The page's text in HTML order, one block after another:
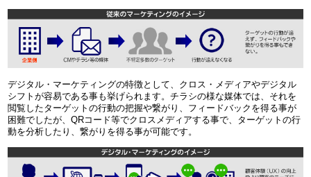
デジタル・マーケティングの特徴として、クロス・メディアやデジタル
シフトが容易である事も挙げられます。チラシの様な媒体では、それを
閲覧したターゲットの行動の把握や繋がり、フィードバックを得る事が
困難でしたが、QRコード等でクロスメディアする事で、ターゲットの行
動を分析したり、繋がりを得る事が可能です。